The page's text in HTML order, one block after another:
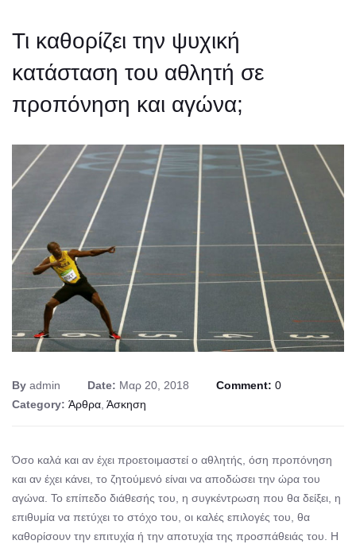
Τι καθορίζει την ψυχική
κατάσταση του αθλητή σε
προπόνηση και αγώνα;
By admin Date: Μαρ 20, 2018 Comment: 0
Category: Άρθρα, Άσκηση
Όσο καλά και αν έχει προετοιμαστεί ο αθλητής, όση προπόνηση
και αν έχει κάνει, το ζητούμενό είναι να αποδώσει την ώρα του
αγώνα. Το επίπεδο διάθεσής του, η συγκέντρωση που θα δείξει, η
επιθυμία να πετύχει το στόχο του, οι καλές επιλογές του, θα
καθορίσουν την επιτυχία ή την αποτυχία της προσπάθειάς του. Η